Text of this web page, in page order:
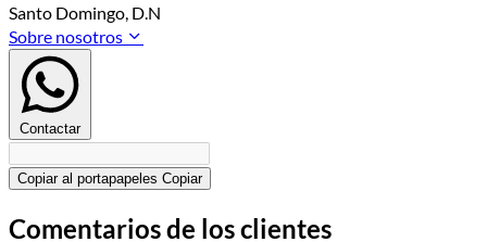
Santo Domingo, D.N
Sobre nosotros
Contactar
Copiar al portapapeles Copiar
Comentarios de los clientes